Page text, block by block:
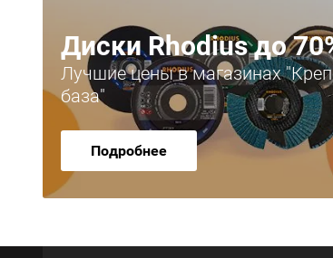
Диски Rhodius до
Лучшие цены в магазинах
база"
Подробнее